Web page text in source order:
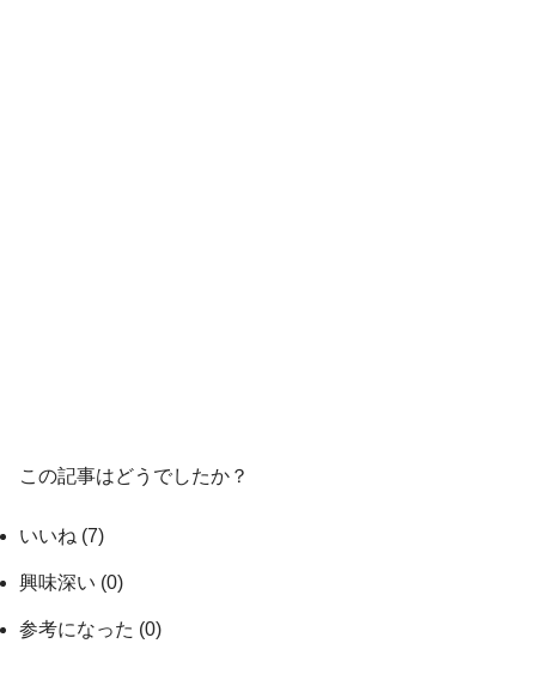
この記事はどうでしたか？
いいね (7)
興味深い (0)
参考になった (0)